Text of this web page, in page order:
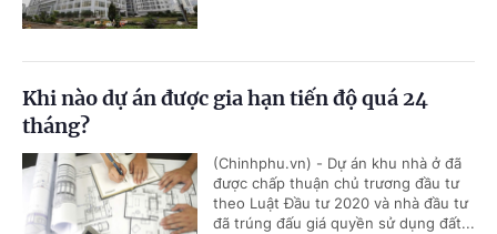
Khi nào dự án được gia hạn tiến độ quá 24
tháng?
(Chinhphu.vn) - Dự án khu nhà ở đã
được chấp thuận chủ trương đầu tư
theo Luật Đầu tư 2020 và nhà đầu tư
đã trúng đấu giá quyền sử dụng đất...